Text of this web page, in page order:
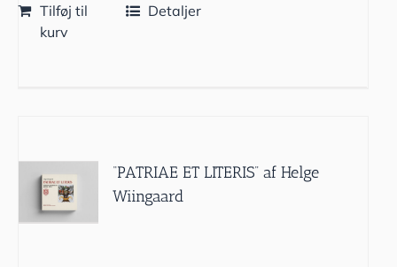
Tilføj til
kurv
Detaljer
“PATRIAE ET LITERIS” af Helge
Wiingaard